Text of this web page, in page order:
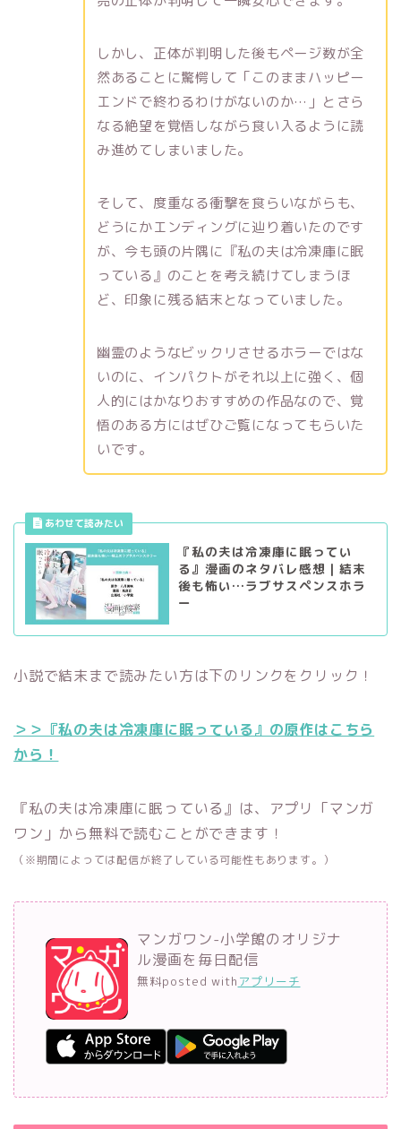
しかし、正体が判明した後もページ数が全
然あることに驚愕して「このままハッピー
エンドで終わるわけがないのか…」とさら
なる絶望を覚悟しながら食い入るように読
み進めてしまいました。
そして、度重なる衝撃を食らいながらも、
どうにかエンディングに辿り着いたのです
が、今も頭の片隅に『私の夫は冷凍庫に眠
っている』のことを考え続けてしまうほ
ど、印象に残る結末となっていました。
幽霊のようなビックリさせるホラーではな
いのに、インパクトがそれ以上に強く、個
人的にはかなりおすすめの作品なので、覚
悟のある方にはぜひご覧になってもらいた
いです。
『私の夫は冷凍庫に眠ってい
る』漫画のネタバレ感想｜結末
後も怖い…ラブサスペンスホラ
ー
小説で結末まで読みたい方は下のリンクをクリック！
＞＞『私の夫は冷凍庫に眠っている』の原作はこちら
から！
『私の夫は冷凍庫に眠っている』は、アプリ「マンガ
ワン」から無料で読むことができます！
（※期間によっては配信が終了している可能性もあります。）
マンガワン-小学館のオリジナ
ル漫画を毎日配信
無料posted with アプリーチ